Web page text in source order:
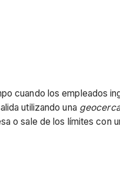
cuando los empleados
utilizando una
o sale de los límites con